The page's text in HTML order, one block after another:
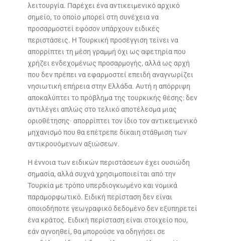
λειτουργία. Παρέχει ένα αντικειμενικό αρχικό
σημείο, το οποίο μπορεί στη συνέχεια να
προσαρμοστεί εφόσον υπάρχουν ειδικές
περιστάσεις. Η Τουρκική προσέγγιση τείνει να
απορρίπτει τη μέση γραμμή όχι ως αφετηρία που
χρήζει ενδεχομένως προσαρμογής, αλλά ως αρχή
που δεν πρέπει να εφαρμοστεί επειδή αναγνωρίζει
νησιωτική επήρεια στην Ελλάδα. Αυτή η απόρριψη
αποκαλύπτει το πρόβλημα της τουρκικής θέσης: δεν
αντιλέγει απλώς στο τελικό αποτέλεσμα μιας
οριοθέτησης· απορρίπτει τον ίδιο τον αντικειμενικό
μηχανισμό που θα επέτρεπε δίκαιη στάθμιση των
αντικρουόμενων αξιώσεων.
Η έννοια των ειδικών περιστάσεων έχει ουσιώδη
σημασία, αλλά συχνά χρησιμοποιείται από την
Τουρκία με τρόπο υπερδιογκωμένο και νομικά
παραμορφωτικό. Ειδική περίσταση δεν είναι
οποιοδήποτε γεωγραφικό δεδομένο δεν εξυπηρετεί
ένα κράτος. Ειδική περίσταση είναι στοιχείο που,
εάν αγνοηθεί, θα μπορούσε να οδηγήσει σε